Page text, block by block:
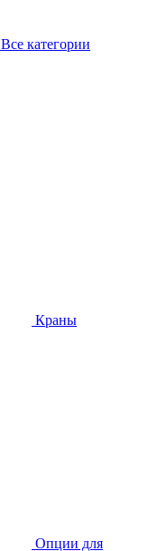
Все категории
Краны
Опции для